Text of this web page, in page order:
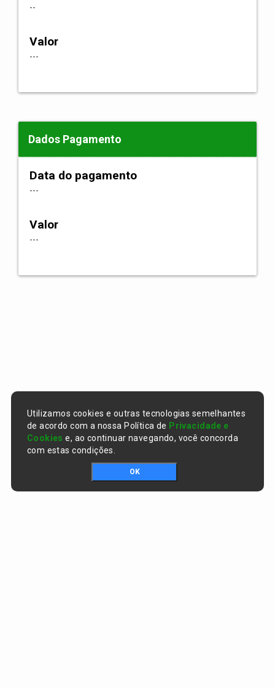
--
Valor
---
Dados Pagamento
Data do pagamento
---
Valor
---
Utilizamos cookies e outras tecnologias semelhantes
de acordo com a nossa Política de Privacidade e
Cookies e, ao continuar navegando, você concorda
com estas condições.
OK